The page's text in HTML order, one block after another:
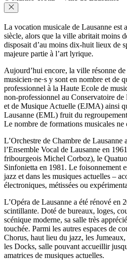
La vocation musicale de Lausanne
siècle, alors que la ville abritait moins
disposait d’au moins dix-huit lieux de
majeure partie à l’art lyrique.
Aujourd’hui encore, la ville résonne
musicien·ne·s y sont en nombre et de
professionnel à la Haute Ecole de
non-professionnel au Conservatoire de
et de Musique Actuelle (EJMA) ainsi
Lausanne (EML) fruit du
Le nombre de formations musicales ne
L’Orchestre de Chambre de Lausanne
l’Ensemble Vocal de Lausanne en
fribourgeois Michel Corboz), le
Sinfonietta en 1981. Le foisonnement
jazz et dans les musiques actuelles –
électroniques, métissées ou
L’Opéra de Lausanne a été rénové en
scintillante. Doté de bureaux, loges,
scénique moderne, sa salle très
touchée. Parmi les autres espaces de
Chorus, haut lieu du jazz, les
les Docks, salle pouvant accueillir
amatrices de musiques actuelles.